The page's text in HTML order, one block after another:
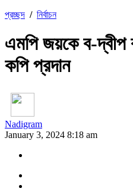
প্রচ্ছদ / নির্বাচন
এমপি জয়কে ব-দ্বীপ
কপি প্রদান
Nadigram
January 3, 2024 8:18 am